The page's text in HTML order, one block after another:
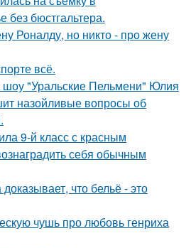
без бюстгальтера.
Роналду, но никто - про жену
всё.
"Уральские Пельмени" Юлия
назойливые вопросы об
9-й класс с красным
себя обычным
что бельё - это
чушь про любовь генриха